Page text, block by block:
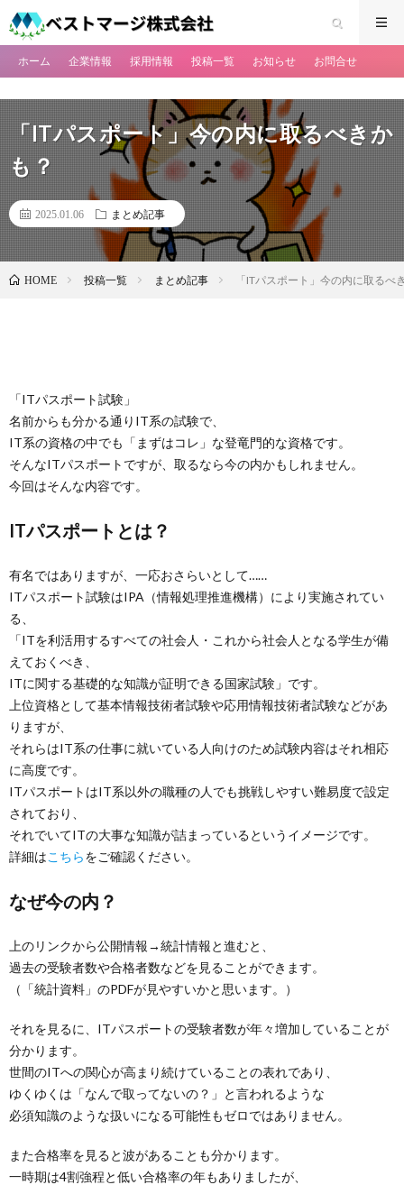
ホーム 企業情報 採用情報 投稿一覧 お知らせ お問合せ
「ITパスポート」今の内に取るべきか
も？
2025.01.06 まとめ記事
HOME 投稿一覧 まとめ記事 「ITパスポート」今の内に取るべ
「ITパスポート試験」
名前からも分かる通りIT系の試験で、
IT系の資格の中でも「まずはコレ」な登竜門的な資格です。
そんなITパスポートですが、取るなら今の内かもしれません。
今回はそんな内容です。
ITパスポートとは？
有名ではありますが、一応おさらいとして……
ITパスポート試験はIPA（情報処理推進機構）により実施されてい
る、
「ITを利活用するすべての社会人・これから社会人となる学生が備
えておくべき、
ITに関する基礎的な知識が証明できる国家試験」です。
上位資格として基本情報技術者試験や応用情報技術者試験などがあ
りますが、
それらはIT系の仕事に就いている人向けのため試験内容はそれ相応
に高度です。
ITパスポートはIT系以外の職種の人でも挑戦しやすい難易度で設定
されており、
それでいてITの大事な知識が詰まっているというイメージです。
詳細はこちらをご確認ください。
なぜ今の内？
上のリンクから公開情報→統計情報と進むと、
過去の受験者数や合格者数などを見ることができます。
（「統計資料」のPDFが見やすいかと思います。）
それを見るに、ITパスポートの受験者数が年々増加していることが
分かります。
世間のITへの関心が高まり続けていることの表れであり、
ゆくゆくは「なんで取ってないの？」と言われるような
必須知識のような扱いになる可能性もゼロではありません。
また合格率を見ると波があることも分かります。
一時期は4割強程と低い合格率の年もありましたが、